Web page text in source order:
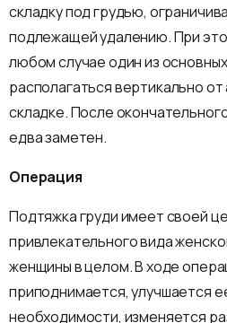
складку под грудью,
подлежащей удалению. При
любом случае один из
располагаться вертикально
складке. После
едва заметен.
Операция
Подтяжка груди имеет своей
привлекательного вида
женщины в целом. В ходе
приподнимается, улучшается
необходимости, изменяется